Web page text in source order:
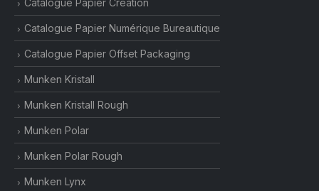
Catalogue Papier Création
Catalogue Papier Numérique Bureautique
Catalogue Papier Offset Packaging
Munken Kristall
Munken Kristall Rough
Munken Polar
Munken Polar Rough
Munken Lynx